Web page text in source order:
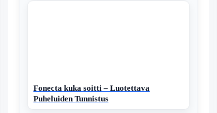
Fonecta kuka soitti – Luotettava
Puheluiden Tunnistus